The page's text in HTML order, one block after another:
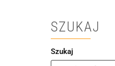
SZUKAJ
Szukaj